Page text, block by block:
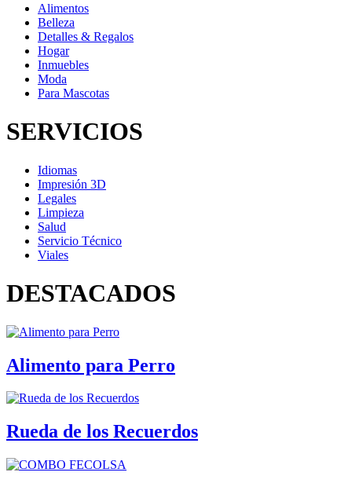
Alimentos
Belleza
Detalles & Regalos
Hogar
Inmuebles
Moda
Para Mascotas
SERVICIOS
Idiomas
Impresión 3D
Legales
Limpieza
Salud
Servicio Técnico
Viales
DESTACADOS
Alimento para Perro
Rueda de los Recuerdos